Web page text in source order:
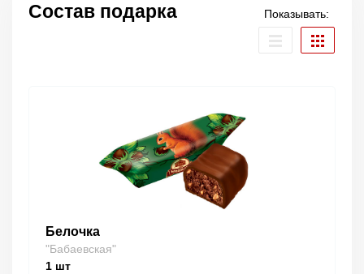
Состав подарка Показывать:
Белочка
"Бабаевская"
1 шт